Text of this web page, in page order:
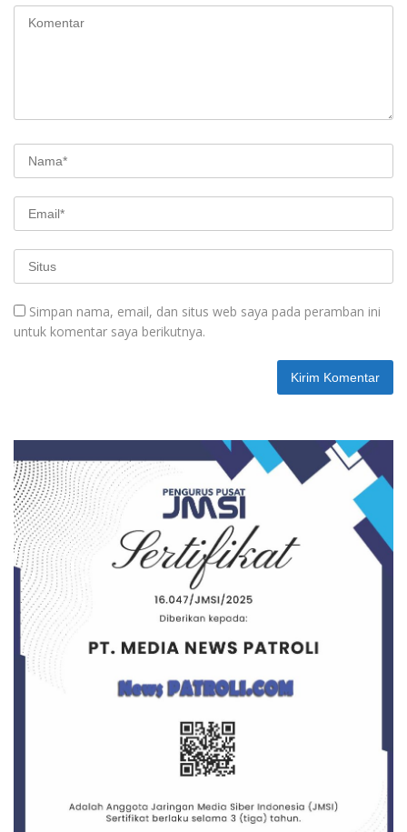
Simpan nama, email, dan situs web saya pada peramban ini
untuk komentar saya berikutnya.